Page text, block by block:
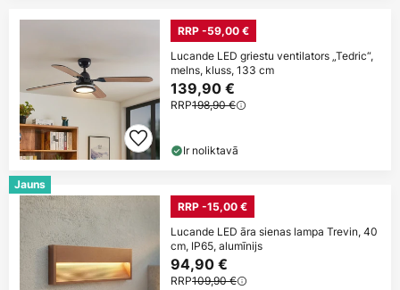
RRP -59,00 €
Lucande LED griestu ventilators „Tedric“,
melns, kluss, 133 cm
139,90 €
RRP198,90 €
Ir noliktavā
Jauns
RRP -15,00 €
Lucande LED āra sienas lampa Trevin, 40
cm, IP65, alumīnijs
94,90 €
RRP109,90 €